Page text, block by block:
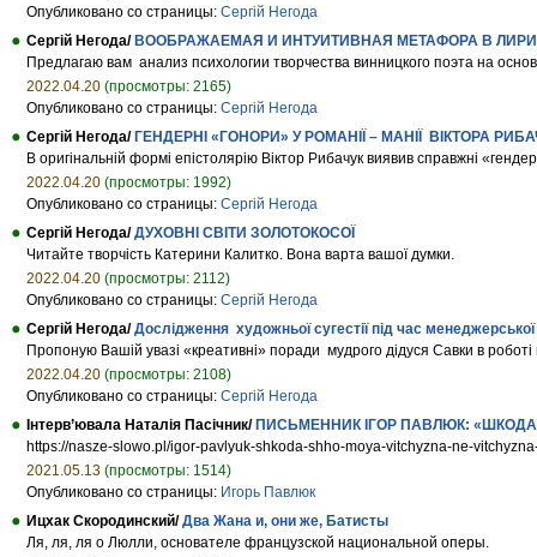
Опубликовано со страницы: Сергій Негода
Сергій Негода/ ВООБРАЖАЕМАЯ И ИНТУИТИВНАЯ МЕТАФОРА В
Предлагаю вам анализ психологии творчества винницкого поэта на
2022.04.20 (просмотры: 2165)
Опубликовано со страницы: Сергій Негода
Сергій Негода/ ГЕНДЕРНІ «ГОНОРИ» У РОМАНІЇ – МАНІЇ ВІКТОРА
В оригінальній формі епістолярію Віктор Рибачук виявив справжні
2022.04.20 (просмотры: 1992)
Опубликовано со страницы: Сергій Негода
Сергій Негода/ДУХОВНІ СВІТИ ЗОЛОТОКОСОЇ
Читайте творчість Катерини Калитко. Вона варта вашої думки.
2022.04.20 (просмотры: 2112)
Опубликовано со страницы: Сергій Негода
Сергій Негода/Дослідження художньої сугестії під час
Пропоную Вашій увазі «креативні» поради мудрого дідуся Савки в
2022.04.20 (просмотры: 2108)
Опубликовано со страницы: Сергій Негода
Інтерв’ювала Наталія Пасічник/ ПИСЬМЕННИК ІГОР ПАВЛЮК: «ШКОДА
https://nasze-slowo.pl/igor-pavlyuk-shkoda-shho-moya-vitchyzna-ne-
2021.05.13 (просмотры: 1514)
Опубликовано со страницы: Игорь Павлюк
Ицхак Скородинский/Два Жана и, они же, Батисты
Ля, ля, ля о Люлли, основателе французской национальной оперы.